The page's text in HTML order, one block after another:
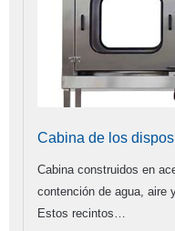
Cabina de los
Cabina construidos en
contención de agua, aire
Estos recintos…